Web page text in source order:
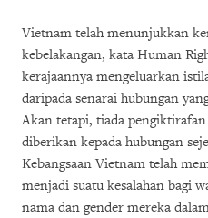
Vietnam telah menunjukkan
kebelakangan, kata Human
kerajaannya mengeluarkan
daripada senarai hubungan
Akan tetapi, tiada
diberikan kepada hubungan
Kebangsaan Vietnam telah
menjadi suatu kesalahan bagi
nama dan gender mereka